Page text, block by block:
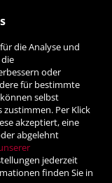
die Analyse und
oder
für bestimmte
selbst
zustimmen. Per Klick
akzeptiert, eine
abgelehnt
jederzeit
finden Sie in